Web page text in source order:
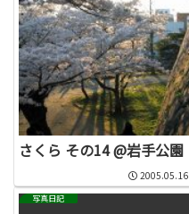
さくら その14 @岩手公園
2005.05.16
写真日記